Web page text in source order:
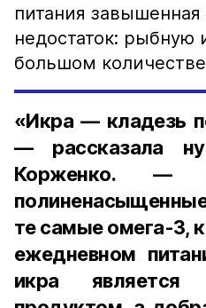
питания
недостаток: рыбную
большом
«Икра — кладезь
— рассказала
Корженко. —
те самые омега-3,
ежедневном
икра является